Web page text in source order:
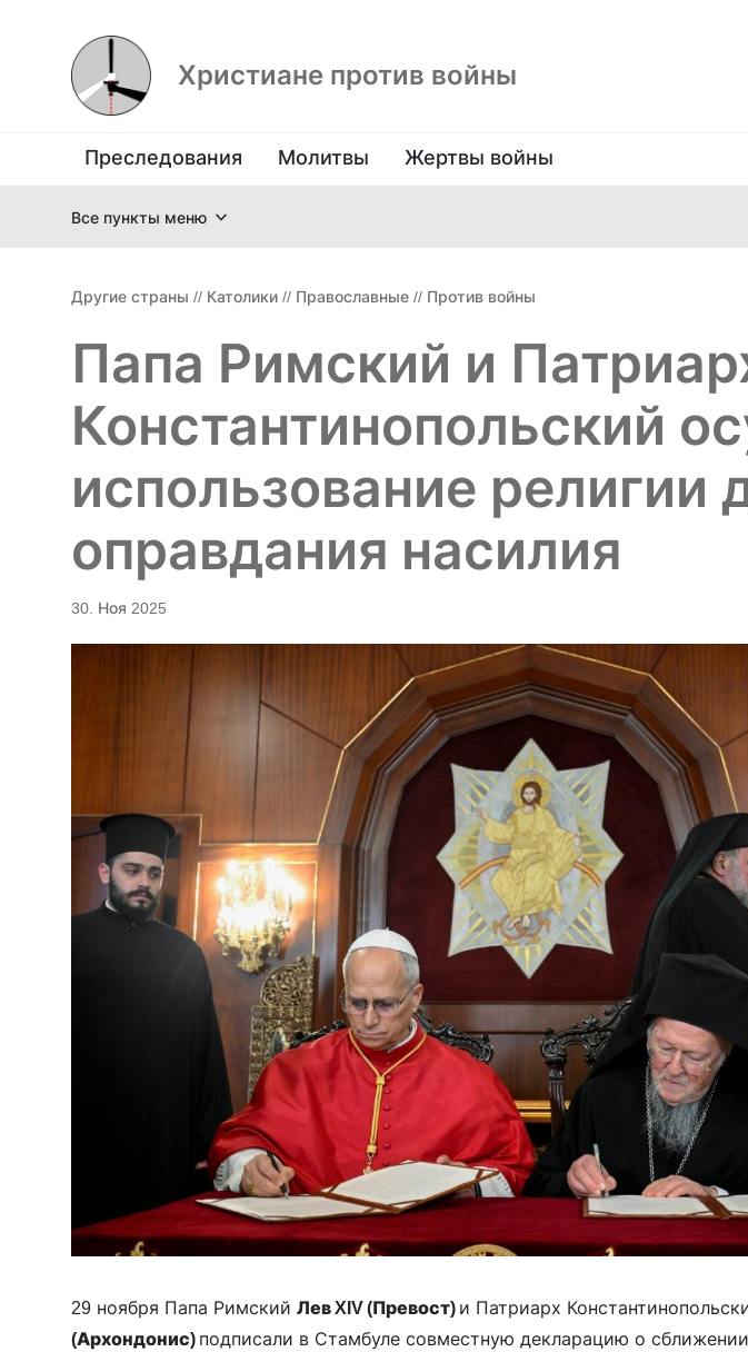
Христиане против войны
Преследования Молитвы Жертвы войны
Все пункты меню
Другие страны // Католики // Православные // Против войны
Папа Римский и
Константинопольский
использование религии
оправдания насилия
30. Ноя 2025
29 ноября Папа Римский Лев XIV (Превост) и Патриарх
(Архондонис) подписали в Стамбуле совместную декларацию о